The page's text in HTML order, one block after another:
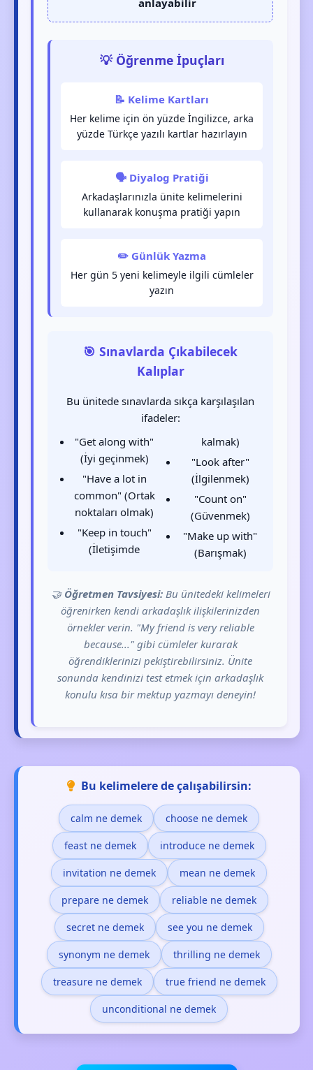
anlayabilir
💡 Öğrenme İpuçları
📝 Kelime Kartları
Her kelime için ön yüzde İngilizce, arka
yüzde Türkçe yazılı kartlar hazırlayın
🗣️ Diyalog Pratiği
Arkadaşlarınızla ünite kelimelerini
kullanarak konuşma pratiği yapın
✏️ Günlük Yazma
Her gün 5 yeni kelimeyle ilgili cümleler
yazın
🎯 Sınavlarda Çıkabilecek
Kalıplar
Bu ünitede sınavlarda sıkça karşılaşılan
ifadeler:
"Get along with"
(İyi geçinmek)
"Have a lot in
common" (Ortak
noktaları olmak)
"Keep in touch"
(İletişimde
kalmak)
"Look after"
(İlgilenmek)
"Count on"
(Güvenmek)
"Make up with"
(Barışmak)
🤝 Öğretmen Tavsiyesi:Bu ünitedeki kelimeleri
öğrenirken kendi arkadaşlık ilişkilerinizden
örnekler verin. "My friend is very reliable
because..." gibi cümleler kurarak
öğrendiklerinizi pekiştirebilirsiniz. Ünite
sonunda kendinizi test etmek için arkadaşlık
konulu kısa bir mektup yazmayı deneyin!
Bu kelimelere de çalışabilirsin:
calm ne demek choose ne demek
feast ne demek introduce ne demek
invitation ne demek mean ne demek
prepare ne demek reliable ne demek
secret ne demek see you ne demek
synonym ne demek thrilling ne demek
treasure ne demek true friend ne demek
unconditional ne demek